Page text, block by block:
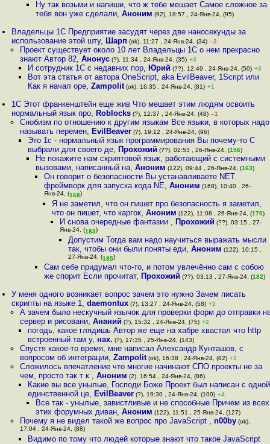
Ну так возьми и напиши, что ж тебе мешает Самое сложное за
тебя вон уже сделали,Аноним (92), 18:57 , 24-Янв-24, (95)
Владельцы 1С Предприятие засудят через две наносекунды за
использование этой шту, Шарп (ok), 11:27 , 24-Янв-24, (34) –2
Проект существует около 10 лет Владельцы 1С о нем прекрасно
знают Автор 82, Анонус(?), 11:34 , 24-Янв-24, (35) +3
И сотрудник 1С с недавних пор, Юрий (??), 12:49 , 24-Янв-24, (50) +3
Вот эта статья от автора OneScript, aka EvilBeaver, 1Script или
Как я начал ope, Zampolit(ok), 16:35 , 24-Янв-24, (81) +1
1C Этот франкенштейн еще жив Что мешает этим людям освоить
нормальный язык про, Roblocks (?), 12:37 , 24-Янв-24, (48) –1
Снобизм по отношению к другим языкам Все языки, в которых надо
называть перемен, EvilBeaver(?), 19:12 , 24-Янв-24, (96)
Это 1с - нормальный язык программирования Вы почему-то C
выбрали для своего де, Прохожий (??), 02:53 , 26-Янв-24, (156)
Не покажите нам скриптовой язык, работающий с системными
вызовами, написанный на,Аноним (122), 09:44 , 26-Янв-24, (163)
Он говорит о безопасности Вы устанавливаете NET
фреймворк для запуска кода NE, Аноним (168), 10:40 , 26-
Янв-24, (168)
Я не заметил, что он пишет про безопасность я заметил,
что он пишет, что каргок, Аноним (122), 11:08 , 26-Янв-24, (170)
И снова очередные фантазии , Прохожий (??), 03:15 , 27-
Янв-24, (183)
Допустим Тогда вам надо научиться выражать мысли
так, чтобы они были поняты еди, Аноним (122), 10:15 ,
27-Янв-24, (185)
Сам себе придумал что-то, и потом увлечённо сам с собою
же спорит Если прочитат, Прохожий (??), 03:13 , 27-Янв-24, (182)
У меня одного возникает вопрос зачем это нужно Зачем писать
скрипты на языке 1,daemontux (?), 13:27 , 24-Янв-24, (58) +2
А зачем было нескучный язычок для проверки форм до отправки
сервер и рисовани, Ананий (?), 15:32 , 24-Янв-24, (75) +2
погодь, какое глядишь Автор же еще на хабре хвастал что http
встроенный там у, нах. (?), 17:35 , 25-Янв-24, (143)
Спустя какое-то время, мне написал Александр Кунташов, с
вопросом об интеграции, Zampolit(ok), 16:38 , 24-Янв-24, (82) +1
Сложилось впечатление что многие начинают СПО проекты не за
чем, просто так т к , Аноним (2), 16:54 , 24-Янв-24, (86)
Какие вы все унылые, Господи Боже Проект был написан с одной
единственной це, EvilBeaver(?), 19:30 , 24-Янв-24, (100) +4
Все так - унылые, завистливые и не способные Причем из всех
этих форумных диван,Аноним (122), 11:51 , 25-Янв-24, (127)
Почему я не видел такой же вопрос про JavaScript , n00by(ok),
17:04 , 24-Янв-24, (88)
Видимо по тому что людей которые знают что такое JavaScript